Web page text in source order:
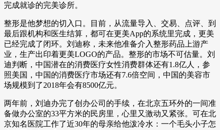
完成就诊的完美诊所。
整形是他梦想的切入口。目前，从流量导入、交易、点评、到
最后跟机构和医生结算，都可在更美App的系统里完成，更美
已经完成了闭环。刘迪称，未来他准备介入整形药品上游产
业，生产出印着更美LOGO的产品。整形的市场不可估量。刘
迪判断，中国潜在的消费医疗女性消费群体还有1.8亿人，参
照美国，中国的消费医疗市场还有7.6倍空间，中国的美容市
场规模到了2018年会有8500亿元。
两年前，刘迪办完了创办公司的手续，在北京五环外的一间准
备做办公室的33平方米的民房里，心里又激动又紧张。可在北
京知名医院工作了近30年的母亲给他泼冷水：一个毛头小子怎